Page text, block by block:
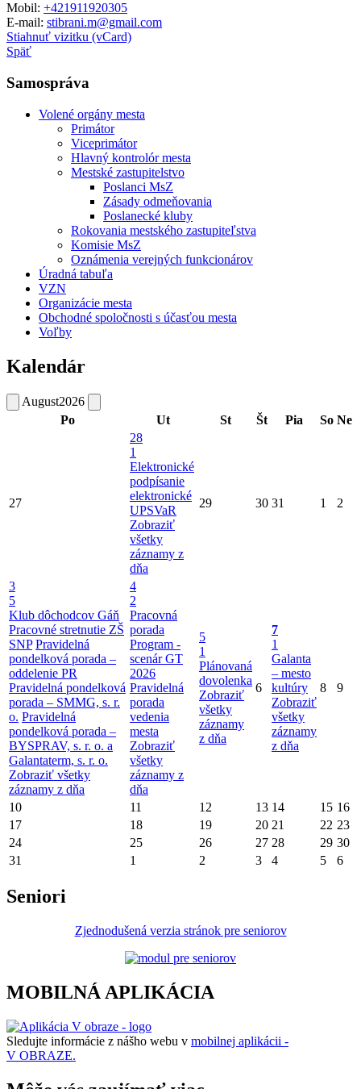
Mobil: +421911920305
E-mail: stibrani.m@gmail.com
Stiahnuť vizitku (vCard)
Späť
Samospráva
Volené orgány mesta
Primátor
Viceprimátor
Hlavný kontrolór mesta
Mestské zastupitelstvo
Poslanci MsZ
Zásady odmeňovania
Poslanecké kluby
Rokovania mestského zastupiteľstva
Komisie MsZ
Oznámenia verejných funkcionárov
Úradná tabuľa
VZN
Organizácie mesta
Obchodné spoločnosti s účasťou mesta
Voľby
Kalendár
August2026
Po
Ut St Št Pia So Ne
27
28
1
Elektronické
podpísanie
elektronické
UPSVaR
Zobraziť
všetky
záznamy z
dňa
29 30 31 1 2
3
5
Klub dôchodcov Gáň
Pracovné stretnutie ZŠ
SNP Pravidelná
pondelková porada –
oddelenie PR
Pravidelná pondelková
porada – SMMG, s. r.
o. Pravidelná
pondelková porada –
BYSPRAV, s. r. o. a
Galantaterm, s. r. o.
Zobraziť všetky
záznamy z dňa
4
2
Pracovná
porada
Program -
scenár GT
2026
Pravidelná
porada
vedenia
mesta
Zobraziť
všetky
záznamy z
dňa
5
1
Plánovaná
dovolenka
Zobraziť
všetky
záznamy
z dňa
6
7
1
Galanta
– mesto
kultúry
Zobraziť
všetky
záznamy
z dňa
8 9
10 11 12 13 14 15 16
17
18 19 20 21 22 23
24
25 26 27 28 29 30
31
1 2 3 4 5 6
Seniori
Zjednodušená verzia stránok pre seniorov
MOBILNÁ APLIKÁCIA
Sledujte informácie z nášho webu v mobilnej aplikácii -
V OBRAZE.